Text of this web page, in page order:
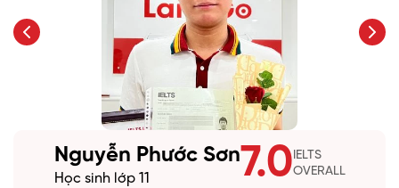
Nguyễn Phước Sơn
Học sinh lớp 11 7.0IELTS
OVERALL